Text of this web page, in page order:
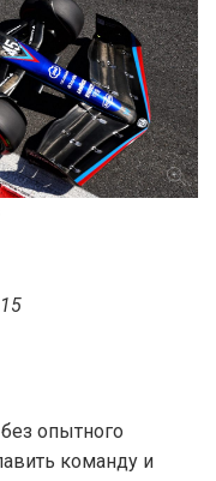
опытного
команду и